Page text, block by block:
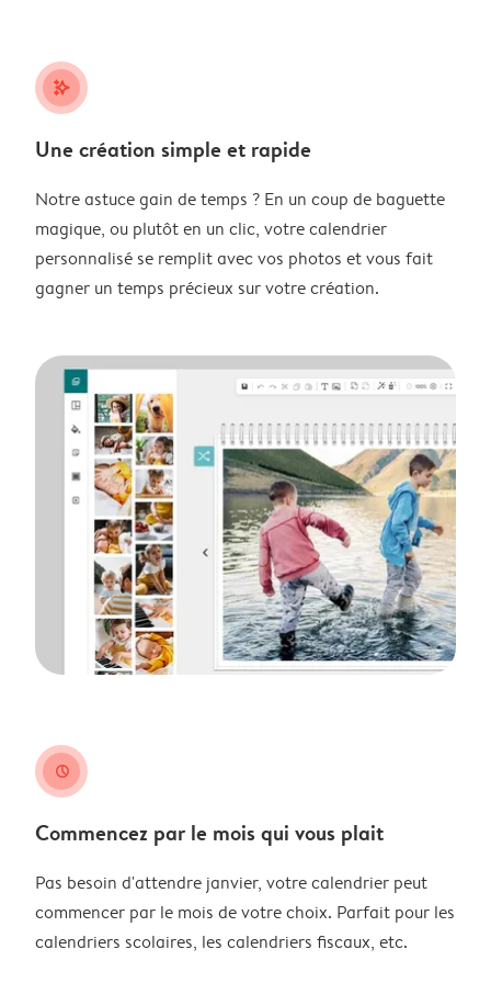
stars_plus
Une création simple et rapide
Notre astuce gain de temps ? En un coup de baguette
magique, ou plutôt en un clic, votre calendrier
personnalisé se remplit avec vos photos et vous fait
gagner un temps précieux sur votre création.
clock
Commencez par le mois qui vous plait
Pas besoin d'attendre janvier, votre calendrier peut
commencer par le mois de votre choix. Parfait pour les
calendriers scolaires, les calendriers fiscaux, etc.